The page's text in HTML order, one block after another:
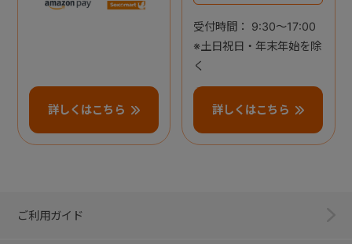
詳しくはこちら
受付時間： 9:30～17:00
※土日祝日・年末年始を除
く
詳しくはこちら
ご利用ガイド